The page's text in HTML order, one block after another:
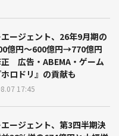
ージェント、26年9月期の
億円～600億円→770億円
正 広告・ABEMA・ゲーム
ロドリ』の貢献も
17:45
ージェント、第3四半期決